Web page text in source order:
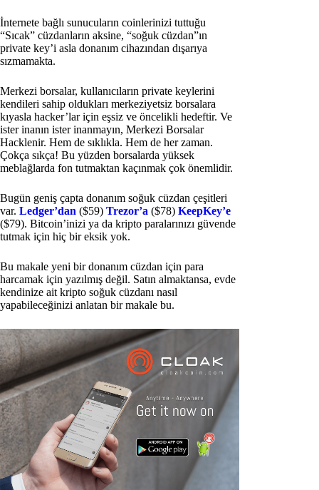
İnternete bağlı sunucuların coinlerinizi tuttuğu
“Sıcak” cüzdanların aksine, “soğuk cüzdan”ın
private key’i asla donanım cihazından dışarıya
sızmamakta.
Merkezi borsalar, kullanıcıların private keylerini
kendileri sahip oldukları merkeziyetsiz borsalara
kıyasla hacker’lar için eşsiz ve öncelikli hedeftir. Ve
ister inanın ister inanmayın, Merkezi Borsalar
Hacklenir. Hem de sıklıkla. Hem de her zaman.
Çokça sıkça! Bu yüzden borsalarda yüksek
meblağlarda fon tutmaktan kaçınmak çok önemlidir.
Bugün geniş çapta donanım soğuk cüzdan çeşitleri
var. Ledger’dan ($59) Trezor’a ($78) KeepKey’e
($79). Bitcoin’inizi ya da kripto paralarınızı güvende
tutmak için hiç bir eksik yok.
Bu makale yeni bir donanım cüzdan için para
harcamak için yazılmış değil. Satın almaktansa, evde
kendinize ait kripto soğuk cüzdanı nasıl
yapabileceğinizi anlatan bir makale bu.